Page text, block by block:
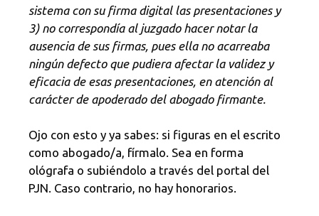
sistema con su firma digital las presentaciones y
3) no correspondía al juzgado hacer notar la
ausencia de sus firmas, pues ella no acarreaba
ningún defecto que pudiera afectar la validez y
eficacia de esas presentaciones, en atención al
carácter de apoderado del abogado firmante.
Ojo con esto y ya sabes: si figuras en el escrito
como abogado/a, fírmalo. Sea en forma
ológrafa o subiéndolo a través del portal del
PJN. Caso contrario, no hay honorarios.